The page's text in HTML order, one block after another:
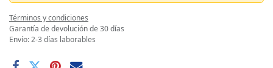
Términos y condiciones
Garantía de devolución de 30 días
Envío: 2-3 días laborables